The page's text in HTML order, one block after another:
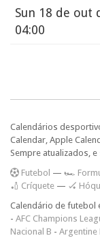
Sun 18 de out
04:00
Calendários
Calendar, Apple
Sempre atualizados,
Futebol — 🏎️
🏏 Críquete — 🏑
Calendário de futebol
- AFC Champions
Nacional B - Argentine